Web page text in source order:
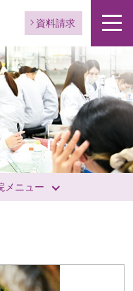
資料請求
メニュー